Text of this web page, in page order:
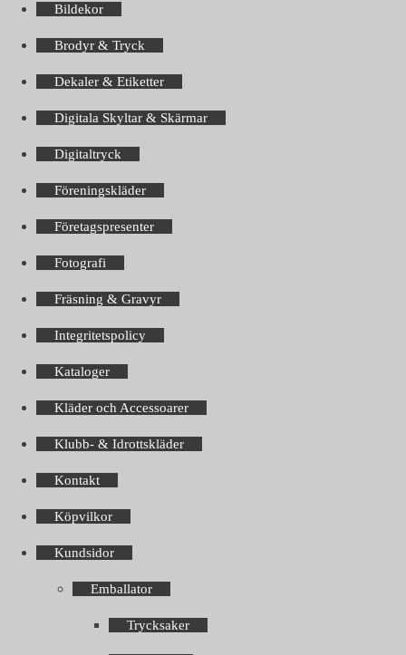
Bildekor
Brodyr & Tryck
Dekaler & Etiketter
Digitala Skyltar & Skärmar
Digitaltryck
Föreningskläder
Företagspresenter
Fotografi
Fräsning & Gravyr
Integritetspolicy
Kataloger
Kläder och Accessoarer
Klubb- & Idrottskläder
Kontakt
Köpvilkor
Kundsidor
Emballator
Trycksaker